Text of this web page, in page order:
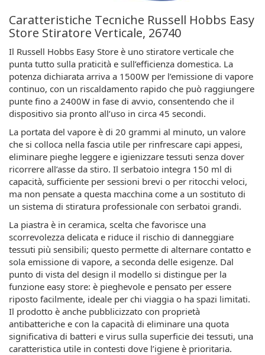
Caratteristiche Tecniche Russell Hobbs Easy
Store Stiratore Verticale, 26740
Il Russell Hobbs Easy Store è uno stiratore verticale che
punta tutto sulla praticità e sull’efficienza domestica. La
potenza dichiarata arriva a 1500W per l’emissione di vapore
continuo, con un riscaldamento rapido che può raggiungere
punte fino a 2400W in fase di avvio, consentendo che il
dispositivo sia pronto all’uso in circa 45 secondi.
La portata del vapore è di 20 grammi al minuto, un valore
che si colloca nella fascia utile per rinfrescare capi appesi,
eliminare pieghe leggere e igienizzare tessuti senza dover
ricorrere all’asse da stiro. Il serbatoio integra 150 ml di
capacità, sufficiente per sessioni brevi o per ritocchi veloci,
ma non pensate a questa macchina come a un sostituto di
un sistema di stiratura professionale con serbatoi grandi.
La piastra è in ceramica, scelta che favorisce una
scorrevolezza delicata e riduce il rischio di danneggiare
tessuti più sensibili; questo permette di alternare contatto e
sola emissione di vapore, a seconda delle esigenze. Dal
punto di vista del design il modello si distingue per la
funzione easy store: è pieghevole e pensato per essere
riposto facilmente, ideale per chi viaggia o ha spazi limitati.
Il prodotto è anche pubblicizzato con proprietà
antibatteriche e con la capacità di eliminare una quota
significativa di batteri e virus sulla superficie dei tessuti, una
caratteristica utile in contesti dove l’igiene è prioritaria.